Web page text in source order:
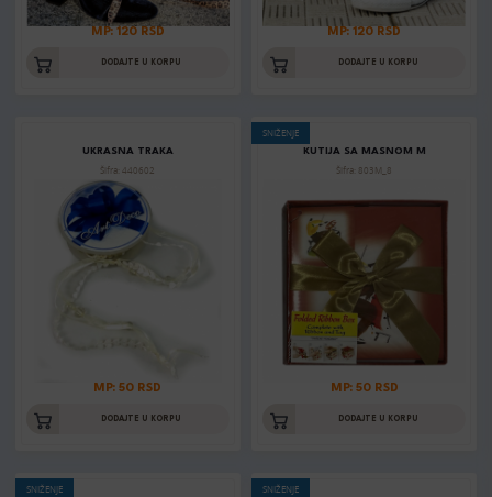
MP: 120 RSD
DODAJTE U KORPU
MP: 120 RSD
DODAJTE U KORPU
UKRASNA TRAKA
Šifra: 440602
MP: 50 RSD
DODAJTE U KORPU
SNIŽENJE
KUTIJA SA MASNOM M
Šifra: 803M_8
MP: 50 RSD
DODAJTE U KORPU
SNIŽENJE SNIŽENJE